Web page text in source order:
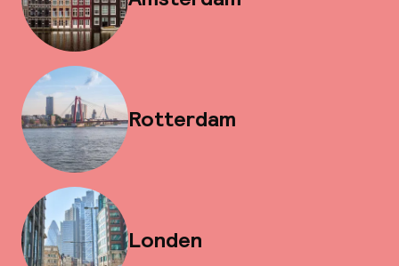
Rotterdam
Londen